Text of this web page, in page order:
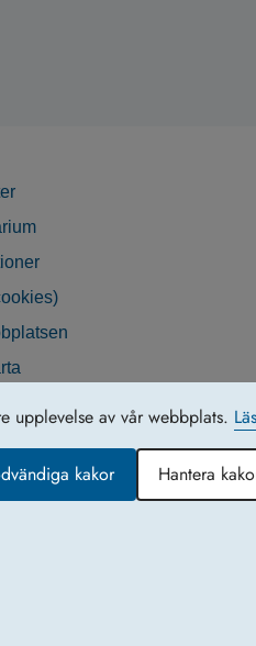
upplevelse av vår webbplats.
kakor Hantera